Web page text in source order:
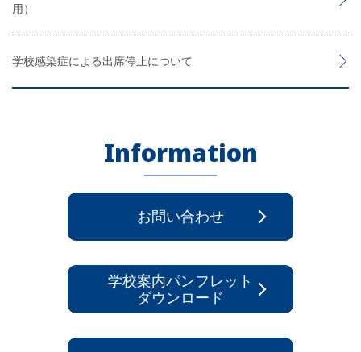
用）
学校感染症による出席停止について
Information
お問い合わせ
学校案内パンフレット
ダウンロード